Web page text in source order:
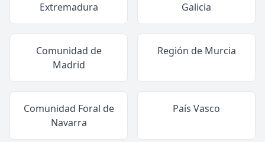
Extremadura Galicia
Comunidad de
Madrid
Región de Murcia
Comunidad Foral de
Navarra
País Vasco